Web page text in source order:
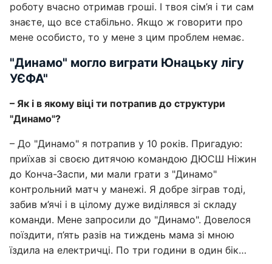
роботу вчасно отримав гроші. І твоя сім’я і ти сам
знаєте, що все стабільно. Якщо ж говорити про
мене особисто, то у мене з цим проблем немає.
"Динамо" могло виграти Юнацьку лігу
УЄФА"
– Як і в якому віці ти потрапив до структури
"Динамо"?
– До "Динамо" я потрапив у 10 років. Пригадую:
приїхав зі своєю дитячою командою ДЮСШ Ніжин
до Конча-Заспи, ми мали грати з "Динамо"
контрольний матч у манежі. Я добре зіграв тоді,
забив м’ячі і в цілому дуже виділявся зі складу
команди. Мене запросили до "Динамо". Довелося
поїздити, п’ять разів на тиждень мама зі мною
їздила на електричці. По три години в один бік…